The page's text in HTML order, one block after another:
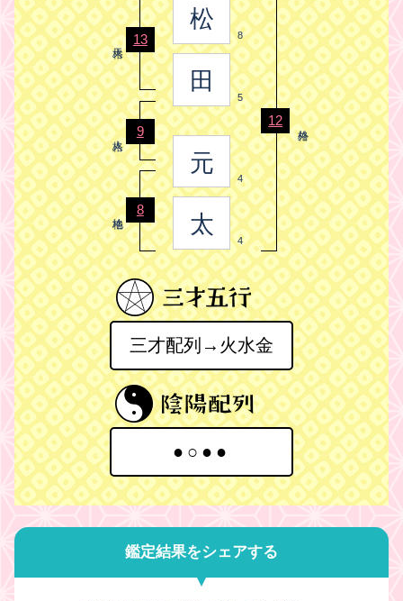
松
8
田
5
13
9
元
4
太
4
8
12
三才配列→火水金
●○●●
鑑定結果をシェアする